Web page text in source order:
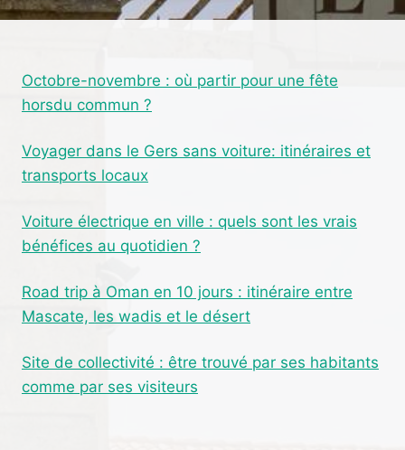
PEINTURE
PERFORMANCE
ET
ANALYSÉES
Octobre-novembre : où partir pour une fête
horsdu commun ?
Voyager dans le Gers sans voiture: itinéraires et
transports locaux
Voiture électrique en ville : quels sont les vrais
bénéfices au quotidien ?
Road trip à Oman en 10 jours : itinéraire entre
Mascate, les wadis et le désert
Site de collectivité : être trouvé par ses habitants
comme par ses visiteurs